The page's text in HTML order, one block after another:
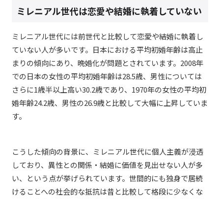
ミレニアル世代は恋愛や結婚に執着していない
ミレニアル世代には前世代と比較して恋愛や結婚に執着し
ていない人が多いです。日本における平均初婚年齢は高止
まりの傾向にあり、晩婚化が問題とされています。2008年
での日本の女性の平均初婚年齢は28.5歳、男性については
さらに1歳半以上高い30.2歳であり、1970年の女性の平均初
婚年齢24.2歳、男性の26.9歳と比較して大幅に上昇していま
す。
こうした傾向の背景に、ミレニアル世代に個人主義が浸透
しており、異性との関係・結婚に価値を見出せない人が多
い、という点が挙げられています。世間的にも独身で居続
けることへの社会的な抵抗は昔と比較して格段に少なくな